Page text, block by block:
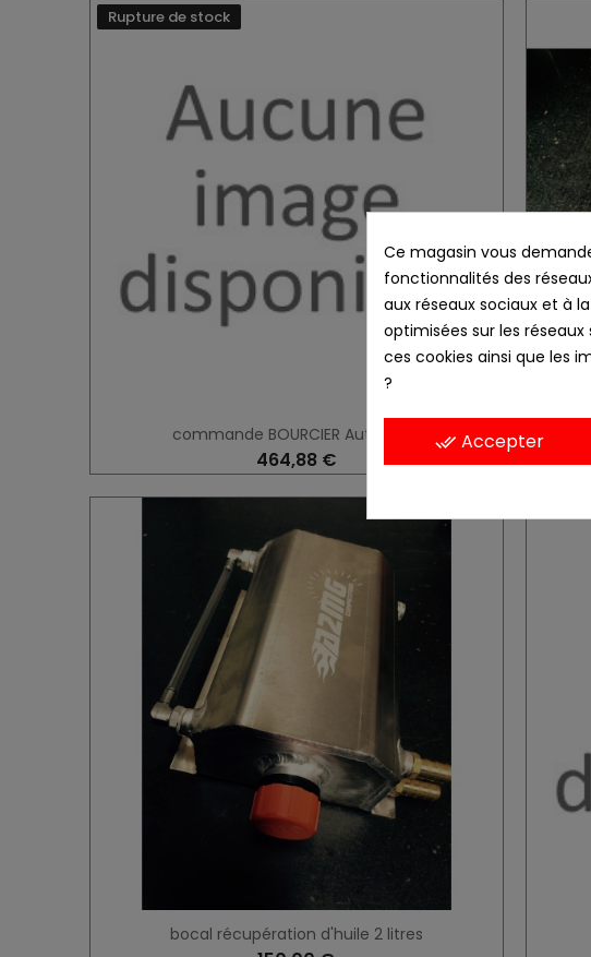
Rupture de stock
commande BOURCIER Autosport
464,88 €
bocal récupération d'huile 2 litres
Ce magasin vous
fonctionnalités des
aux réseaux sociaux et à
optimisées sur les
ces cookies ainsi que les
?
done_all Accepter